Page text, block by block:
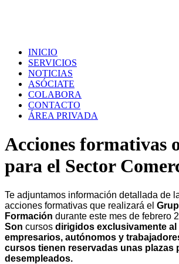
INICIO
SERVICIOS
NOTICIAS
ASÓCIATE
COLABORA
CONTACTO
ÁREA PRIVADA
Acciones formativas
para el Sector
Te adjuntamos información detallada de
acciones formativas que realizará el
Formación durante este mes de febrero
Son cursos dirigidos exclusivamente
empresarios, autónomos y
cursos tienen reservadas unas plazas
desempleados.